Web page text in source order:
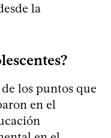
la
los puntos que
en el